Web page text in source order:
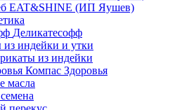
EAT&SHINE (ИП Яушев)
Деликатесофф
индейки и утки
из индейки
Компас Здоровья
масла